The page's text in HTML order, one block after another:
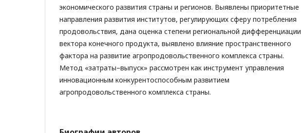
экономического развития страны и регионов. Выявлены приоритетные
направления развития институтов, регулирующих сферу потребления
продовольствия, дана оценка степени региональной дифференциации
вектора конечного продукта, выявлено влияние пространственного
фактора на развитие агропродовольственного комплекса страны.
Метод «затраты–выпуск» рассмотрен как инструмент управления
инновационным конкурентоспособным развитием
агропродовольственного комплекса страны.